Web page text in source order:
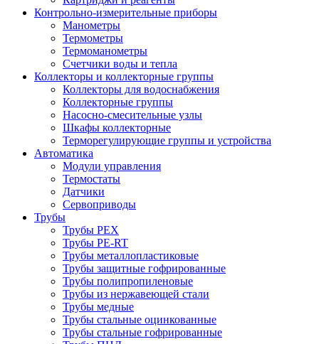
Контрольно-измерительные приборы
Манометры
Термометры
Термоманометры
Счетчики воды и тепла
Коллекторы и коллекторные группы
Коллекторы для водоснабжения
Коллекторные группы
Насосно-смесительные узлы
Шкафы коллекторные
Терморегулирующие группы и устройства
Автоматика
Модули управления
Термостаты
Датчики
Сервоприводы
Трубы
Трубы PEX
Трубы PE-RT
Трубы металлопластиковые
Трубы защитные гофрированные
Трубы полипропиленовые
Трубы из нержавеющей стали
Трубы медные
Трубы стальные оцинкованные
Трубы стальные гофрированные